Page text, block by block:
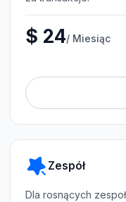
$ 24/ Miesiąc
Zespół
Dla rosnących